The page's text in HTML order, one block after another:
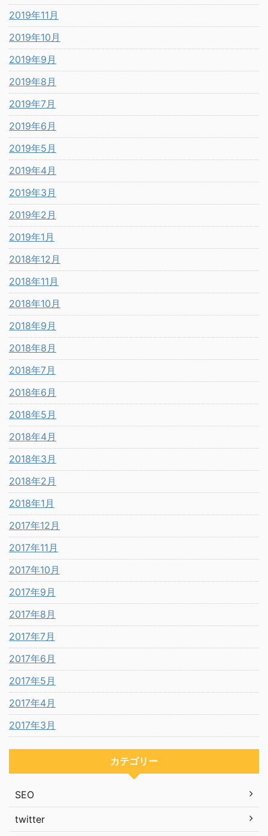
2019年11月
2019年10月
2019年9月
2019年8月
2019年7月
2019年6月
2019年5月
2019年4月
2019年3月
2019年2月
2019年1月
2018年12月
2018年11月
2018年10月
2018年9月
2018年8月
2018年7月
2018年6月
2018年5月
2018年4月
2018年3月
2018年2月
2018年1月
2017年12月
2017年11月
2017年10月
2017年9月
2017年8月
2017年7月
2017年6月
2017年5月
2017年4月
2017年3月
カテゴリー
SEO
twitter